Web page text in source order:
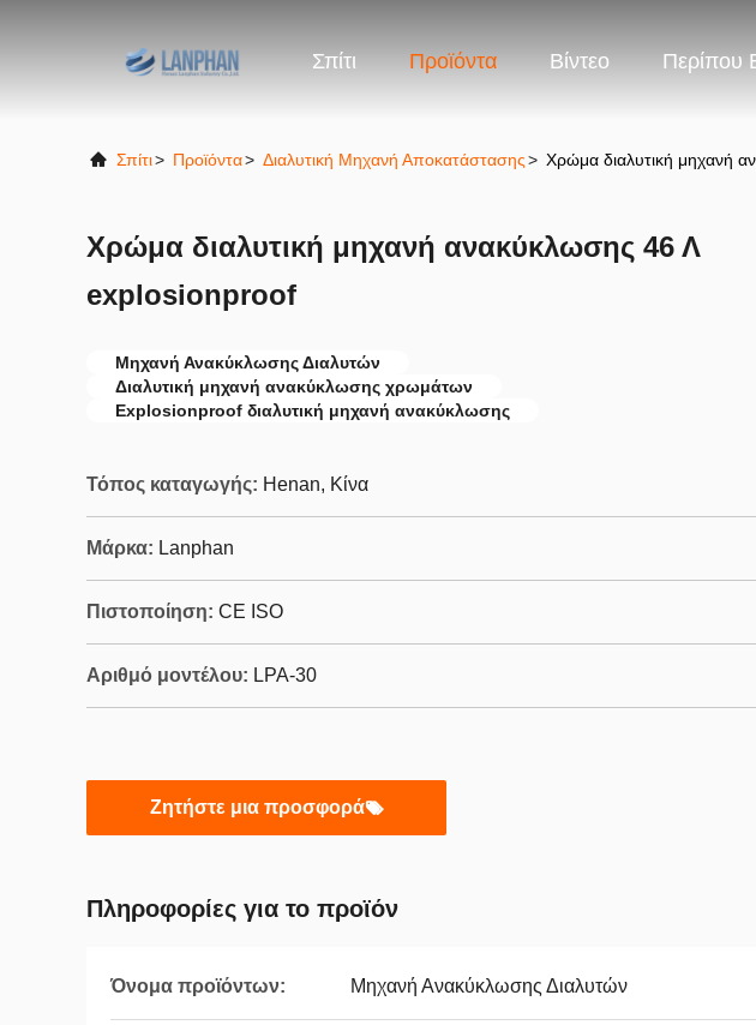
Σπίτι Προϊόντα Βίντεο Περίπου
Σπίτι> Προϊόντα> Διαλυτική Μηχανή Αποκατάστασης> Χρώμα διαλυτική μηχανή
Χρώμα διαλυτική μηχανή ανακύκλωσης 46 Λ
explosionproof
Μηχανή Ανακύκλωσης Διαλυτών
Διαλυτική μηχανή ανακύκλωσης χρωμάτων
Explosionproof διαλυτική μηχανή ανακύκλωσης
Τόπος καταγωγής: Henan, Κίνα
Μάρκα: Lanphan
Πιστοποίηση: CE ISO
Αριθμό μοντέλου: LPA-30
Ζητήστε μια προσφορά
Πληροφορίες για το προϊόν
Όνομα προϊόντων: Μηχανή Ανακύκλωσης Διαλυτών